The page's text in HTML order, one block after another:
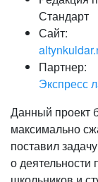
Стандарт
Сайт:
Партнер:
Экспресс
Данный проект
максимально
поставил
о